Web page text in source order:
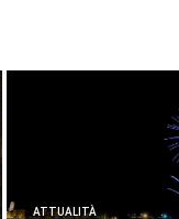
ATTUALITÀ